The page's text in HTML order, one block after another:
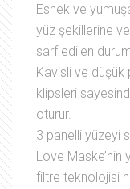
Esnek ve
yüz şekillerine
sarf edilen
Kavisli ve düşük
klipsleri
oturur.
3 panelli yüzeyi
Love Maske’nin
filtre teknolojisi